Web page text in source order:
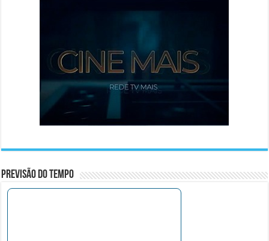
Previsão do Tempo